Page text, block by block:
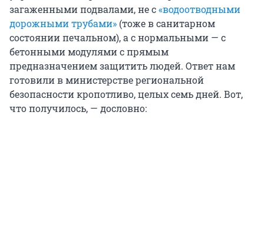
загаженными подвалами, не с«водоотводными
дорожными трубами» (тоже в санитарном
состоянии печальном), а с нормальными — с
бетонными модулями с прямым
предназначением защитить людей. Ответ нам
готовили в министерстве региональной
безопасности кропотливо, целых семь дней. Вот,
что получилось, — дословно: